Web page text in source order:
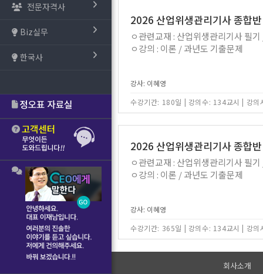
전문자격사
Biz실무
한국사
2026 산업위생관리기사 종합
ㅇ관련교재 : 산업위생관리기사 필
ㅇ강의 : 이론 / 과년도 기출문제
강사: 이혜영
수강기간: 180일 | 강의수: 134교시 | 강의
2026 산업위생관리기사 종합
ㅇ관련교재 : 산업위생관리기사 필
ㅇ강의 : 이론 / 과년도 기출문제
강사: 이혜영
수강기간: 365일 | 강의수: 134교시 | 강의
회사소개